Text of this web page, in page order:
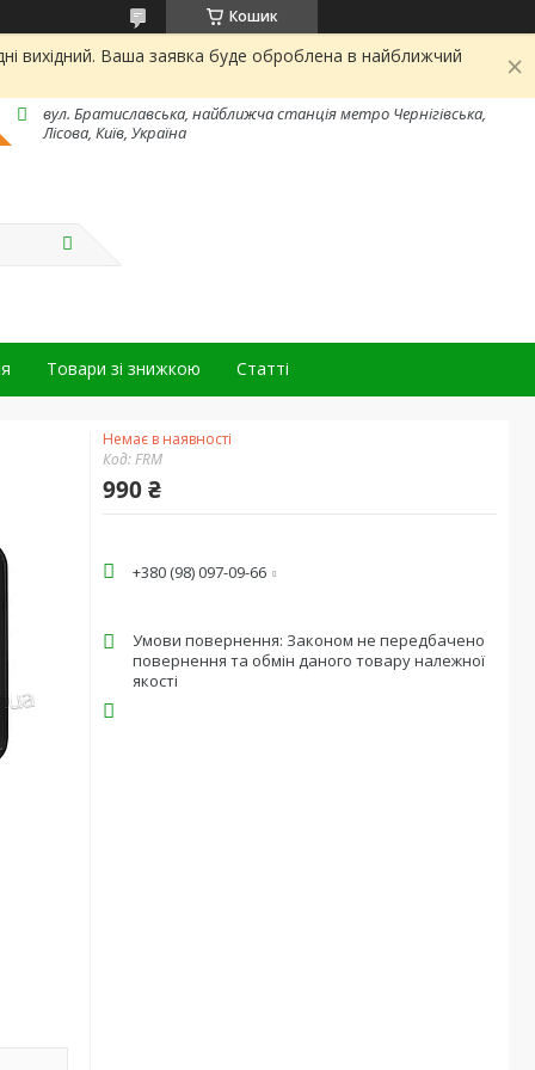
Кошик
вихідний. Ваша заявка буде оброблена в найближчий
вул. Братиславська, найближча станція метро Чернігівська,
Лісова, Київ, Україна
Товари зі знижкою Статті
Немає в наявності
Код:FRM
990 ₴
+380 (98) 097-09-66
Законом не передбачено
повернення та обмін даного товару належної
якості